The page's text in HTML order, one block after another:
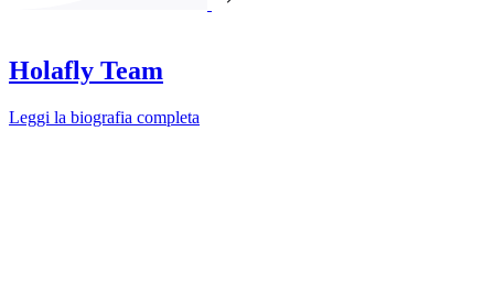
Holafly Team
Leggi la biografia completa